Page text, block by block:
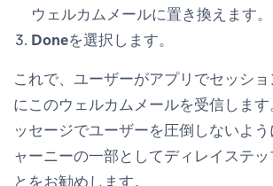
ウェルカムメールに置き換えます。
Doneを選択します。
これで、ユーザーがアプリでセッシ
にこのウェルカムメールを受信しま
ッセージでユーザーを圧倒しないよ
ャーニーの一部としてディレイステ
とをお勧めします。